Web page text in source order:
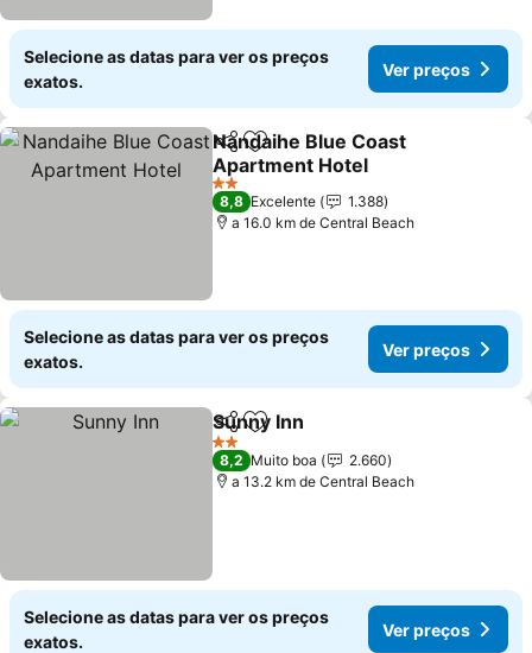
Selecione as datas para ver os preços
exatos.
Ver preços
PartilharAdicionar aos favoritos
Nandaihe Blue Coast
Apartment Hotel
Ver preços
2 Estrelas
8,8 Excelente
1.388
a 16.0 km de Central Beach
Selecione as datas para ver os preços
exatos.
Ver preços
PartilharAdicionar aos favoritos
Sunny Inn
2 Estrelas
8,2 Muito boa
2.660
a 13.2 km de Central Beach
Selecione as datas para ver os preços
exatos.
Ver preços